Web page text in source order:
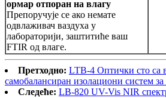
ормар отпоран на влагу
Препоручује се ако немате
одвлаживач ваздуха у
лабораторији, заштитиће ваш
FTIR од влаге.
Претходно: LTB-4 Оптички сто са
самобалансиран изолациони систем за
Следеће: LB-820 UV-Vis NIR